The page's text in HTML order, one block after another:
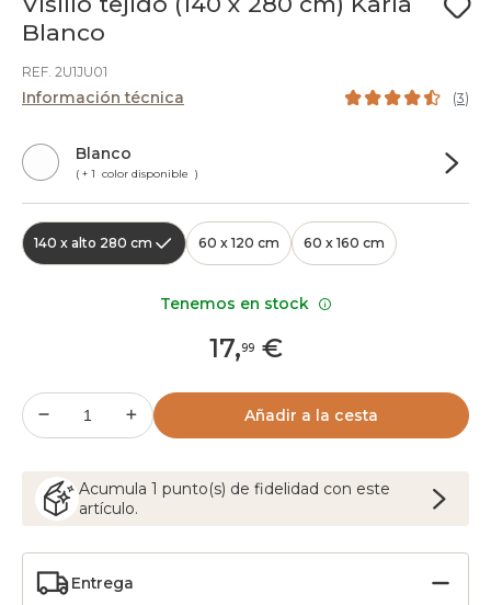
Blanco
REF. 2U1JU01
Información técnica (3)
Blanco
( + 1 color disponible )
140 x alto 280 cm 60 x 120 cm 60 x 160 cm
17,99€
Añadir a la cesta
Acumula 1 punto(s) de fidelidad con este
artículo.
Entrega